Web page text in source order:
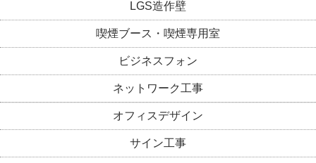
LGS造作壁
喫煙ブース・喫煙専用室
ビジネスフォン
ネットワーク工事
オフィスデザイン
サイン工事